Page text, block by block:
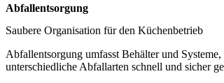
Abfallentsorgung
Saubere Organisation für den Küchenbetrieb
Abfallentsorgung umfasst Behälter und
unterschiedliche Abfallarten schnell und sicher